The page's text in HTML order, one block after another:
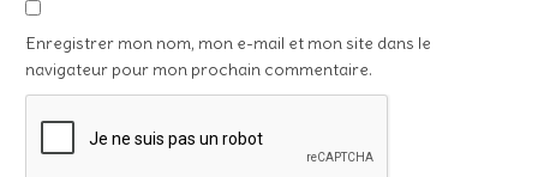
Enregistrer mon nom, mon e-mail et mon site dans le
navigateur pour mon prochain commentaire.